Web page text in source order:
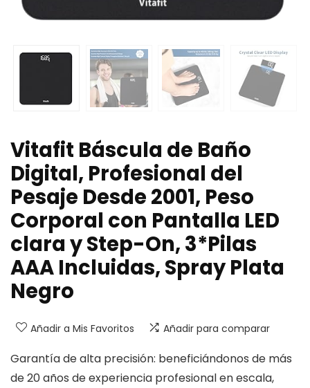
Vitafit Báscula de Baño
Digital, Profesional del
Pesaje Desde 2001, Peso
Corporal con Pantalla LED
clara y Step-On, 3*Pilas
AAA Incluidas, Spray Plata
Negro
Añadir a Mis Favoritos Añadir para comparar
Garantía de alta precisión: beneficiándonos de más
de 20 años de experiencia profesional en escala,